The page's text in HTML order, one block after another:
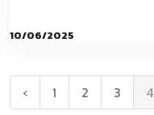
10/06/2025
‹ 1 2 3 4